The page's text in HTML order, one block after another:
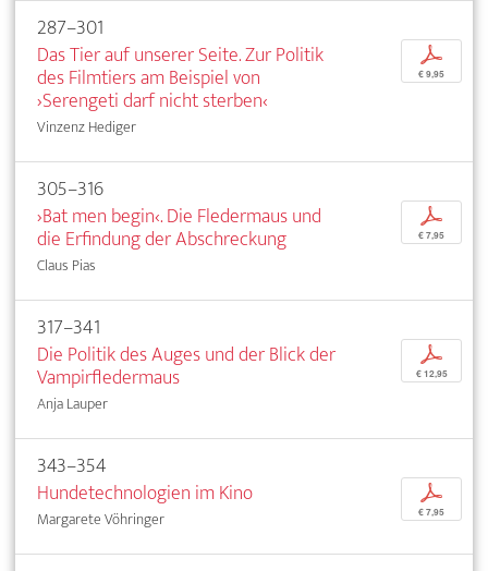
287–301
Das Tier auf unserer Seite. Zur Politik
des Filmtiers am Beispiel von
›Serengeti darf nicht sterben‹
Vinzenz Hediger
p
€ 9,95
305–316
›Bat men begin‹. Die Fledermaus und
die Erfindung der Abschreckung
Claus Pias
p
€ 7,95
317–341
Die Politik des Auges und der Blick der
Vampirfledermaus
Anja Lauper
p
€ 12,95
343–354
Hundetechnologien im Kino
Margarete Vöhringer
p
€ 7,95